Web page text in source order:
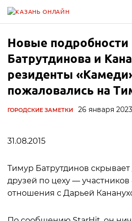
Новые подробности
Батрутдинова и
резиденты
пожаловались на
ГОРОДСКИЕ ЗАМЕТКИ 26 января 2023
31.08.2015
Тимур Батрутдинов скрывает
друзей по цеху —
отношения с Дарьей